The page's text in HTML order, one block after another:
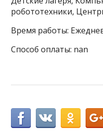
робототехники,
Время работы:
Способ оплаты: nan